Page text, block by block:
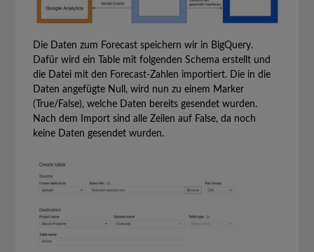
Die Daten zum Forecast speichern wir in BigQuery.
Dafür wird ein Table mit folgenden Schema erstellt und
die Datei mit den Forecast-Zahlen importiert. Die in die
Daten angefügte Null, wird nun zu einem Marker
(True/False), welche Daten bereits gesendet wurden.
Nach dem Import sind alle Zeilen auf False, da noch
keine Daten gesendet wurden.